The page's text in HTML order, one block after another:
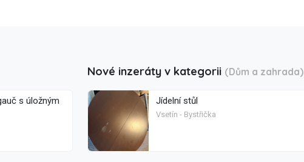
Nové inzeráty v kategorii (Dům a zahrada)
Jídelní stůl
Vsetín - Bystřička